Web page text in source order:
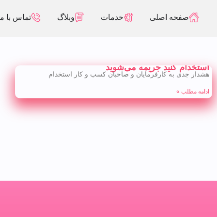
صفحه اصلی خدمات وبلاگ تماس با
استخدام کنید جریمه می‌شوید
هشدار جدی به کارفرمایان و صاحبان کسب و کار استخدام
ادامه مطلب »